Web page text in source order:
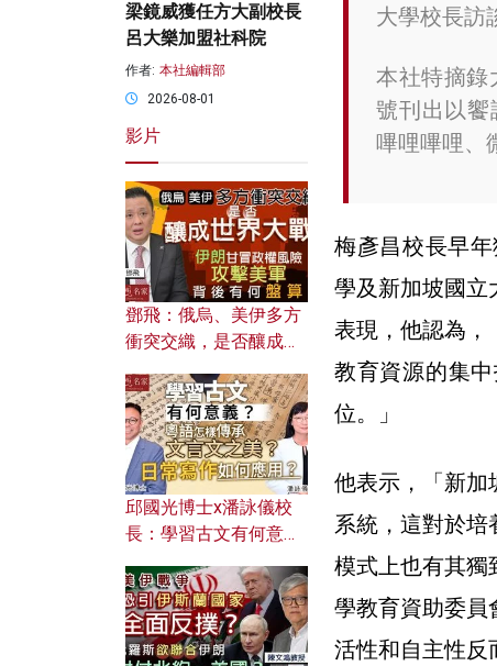
大學校長訪
本社特摘錄
號刊出以饗
嗶哩嗶哩、
梅彥昌校長早
學及新加坡國立
表現，他認為，
教育資源的集
位。」
他表示，「新加
系統，這對於培
模式上也有其獨
學教育資助委員
活性和自主性反
梁鏡威獲任方大副校長
呂大樂加盟社科院
作者: 本社編輯部
2026-08-01
影片
鄧飛：俄烏、美伊多方
衝突交織，是否釀成世
風險攻擊美軍，背後有
何盤算？
邱國光博士x潘詠儀校
長：學習古文有何意
文之美？ 日常寫作如何
應用？